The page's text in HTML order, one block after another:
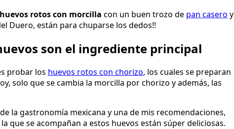
rotos con morcilla con un buen trozo de pan casero y
Duero, están para chuparse los dedos!!
son el ingrediente principal
probar los huevos rotos con chorizo, los cuales se preparan
solo que se cambia la morcilla por chorizo y además, las
la gastronomía mexicana y una de mis recomendaciones,
que se acompañan a estos huevos están súper deliciosas.